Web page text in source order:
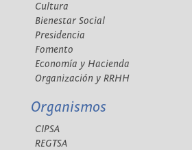
Cultura
Bienestar Social
Presidencia
Fomento
Economía y Hacienda
Organización y RRHH
Organismos
CIPSA
REGTSA